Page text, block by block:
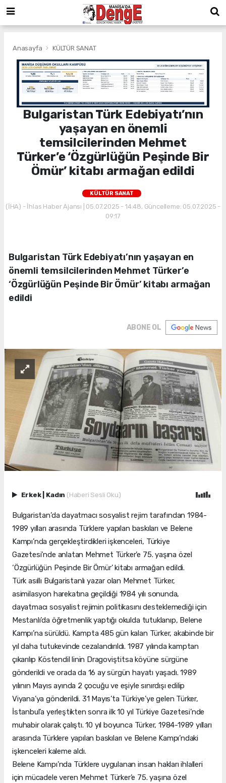
Anasayfa KÜLTÜR SANAT
Bulgaristan Türk Edebiyatı’nın
yaşayan en önemli
temsilcilerinden Mehmet
Türker’e ‘Özgürlüğün Peşinde Bir
Ömür’ kitabı armağan edildi
KÜLTÜR SANAT
(İHA) - İhlas Haber Ajansı | 05.07.2025 - 14:48, Güncelleme: 05.07.2025 -
09:17
Bulgaristan Türk Edebiyatı’nın yaşayan en
önemli temsilcilerinden Mehmet Türker’e
‘Özgürlüğün Peşinde Bir Ömür’ kitabı armağan
edildi
ABONE OL
Erkek Kadın (Haberi Sesli Oku)
Bulgaristan’da dayatmacı sosyalist rejim tarafından 1984-
1989 yılları arasında Türklere yapılan baskıları ve Belene
Kampı’nda gerçekleştirdikleri işkenceleri, Türkiye
Gazetesi’nde anlatan Mehmet Türker’e 75. yaşına özel
‘Özgürlüğün Peşinde Bir Ömür’ kitabı armağan edildi.
Türk asıllı Bulgaristanlı yazar olan Mehmet Türker,
asimilasyon harekatına geçildiği 1984 yılı sonunda,
dayatmacı sosyalist rejimin politikasını desteklemediği için
Mestanlı’da öğretmenlik yaptığı okulda tutuklanıp, Belene
Kampı’na sürüldü. Kampta 485 gün kalan Türker, akabinde bir
yıl daha tutukevinde cezalandırıldı. 1987 yılında kamptan
çıkarılıp Köstendil linin Dragoviştitsa köyüne sürgüne
gönderildi ve orada da 16 ay sürgün hayatı yaşadı. 1989
yılının Mayıs ayında 2 çocuğu ve eşiyle sınırdışı edilip
Viyana’ya gönderildi. 31 Mayıs’ta Türkiye’ye gelen Türker,
İstanbul’a yerleştikten sonra ilk 10 yıl Türkiye Gazetesi’nde
muhabir olarak çalıştı. 10 yıl boyunca Türker, 1984-1989 yılları
arasında Türklere yapılan baskıları ve Belene Kampı’ndaki
işkenceleri kaleme aldı.
Belene Kampı’nda Türklere uygulanan insan hakları ihlalleri
için mücadele veren Mehmet Türker’e 75. yaşına özel